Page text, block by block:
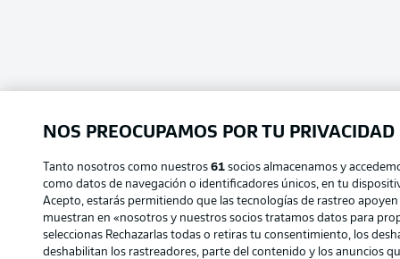
NOS PREOCUPAMOS POR TU PRIVACIDAD
Tanto nosotros como nuestros 61 socios almacenamos y
como datos de navegación o identificadores únicos, en tu
Acepto, estarás permitiendo que las tecnologías de rastreo
muestran en «nosotros y nuestros socios tratamos datos para
seleccionas Rechazarlas todas o retiras tu consentimiento, los
deshabilitan los rastreadores, parte del contenido y los anuncios